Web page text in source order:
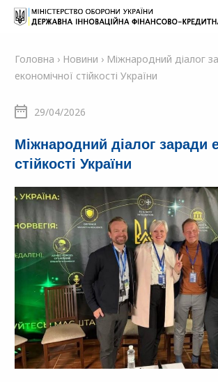
Головна › Новини › Міжнародний діалог
економічної стійкості України
29/04/2026
Міжнародний діалог заради
стійкості України